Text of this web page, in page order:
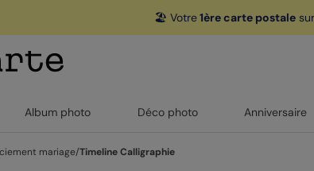
🏖️ Votre1ère carte postale
Album photo Déco photo Anniversaire
mariage/Timeline Calligraphie